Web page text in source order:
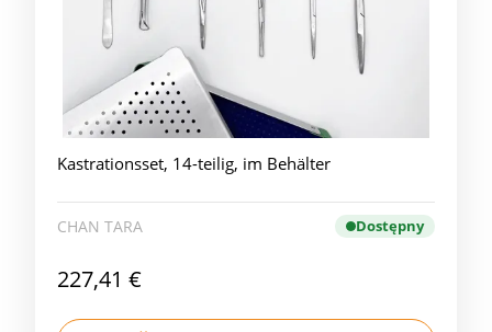
Kastrationsset, 14-teilig, im Behälter
CHAN TARA Dostępny
227,41 €